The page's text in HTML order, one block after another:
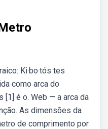
Ki·bo·tós tes
como arca do
[1] é o. Web — a arca da
As dimensões da
de comprimento por